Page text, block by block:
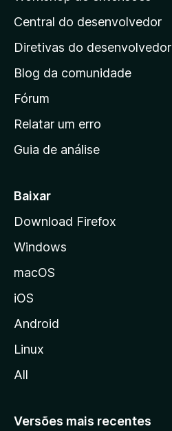
á
g
i
a
i
n
c
a
d
a
z
i
a
Central do desenvolvedor
Diretivas do desenvolvedor
Blog da comunidade
Fórum
Relatar um erro
Guia de análise
Baixar
Download Firefox
Windows
macOS
iOS
Android
Linux
All
Versões mais recentes